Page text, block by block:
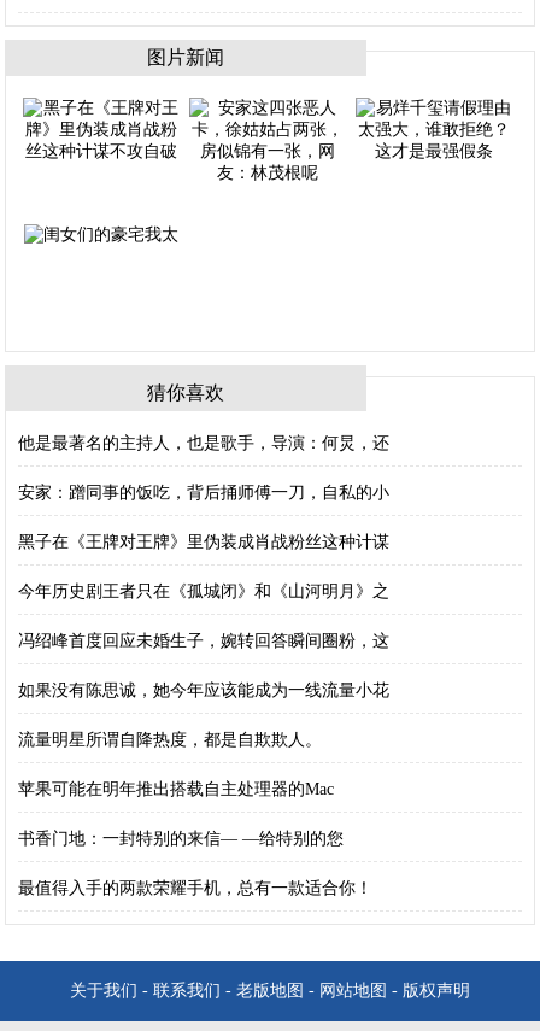
图片新闻
猜你喜欢
他是最著名的主持人，也是歌手，导演：何炅，还
安家：蹭同事的饭吃，背后捅师傅一刀，自私的小
黑子在《王牌对王牌》里伪装成肖战粉丝这种计谋
今年历史剧王者只在《孤城闭》和《山河明月》之
冯绍峰首度回应未婚生子，婉转回答瞬间圈粉，这
如果没有陈思诚，她今年应该能成为一线流量小花
流量明星所谓自降热度，都是自欺欺人。
苹果可能在明年推出搭载自主处理器的Mac
书香门地：一封特别的来信— —给特别的您
最值得入手的两款荣耀手机，总有一款适合你！
关于我们 - 联系我们 - 老版地图 - 网站地图 - 版权声明